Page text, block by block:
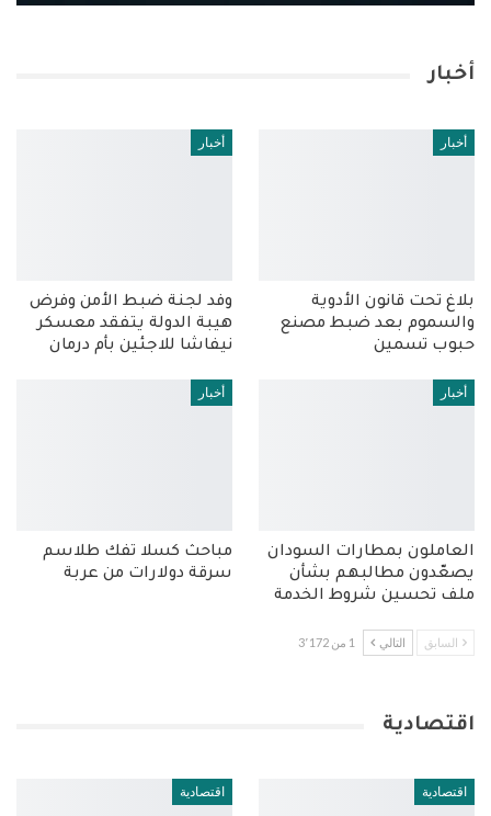
أخبار
أخبار
بلاغ تحت قانون الأدوية
والسموم بعد ضبط مصنع
حبوب تسمين
أخبار
وفد لجنة ضبط الأمن وفرض
هيبة الدولة يتفقد معسكر
نيفاشا للاجئين بأم درمان
أخبار
العاملون بمطارات السودان
يصعّدون مطالبهم بشأن
ملف تحسين شروط الخدمة
أخبار
مباحث كسلا تفك طلاسم
سرقة دولارات من عربة
السابق التالي 1 من 3٬172
اقتصادية
اقتصادية اقتصادية